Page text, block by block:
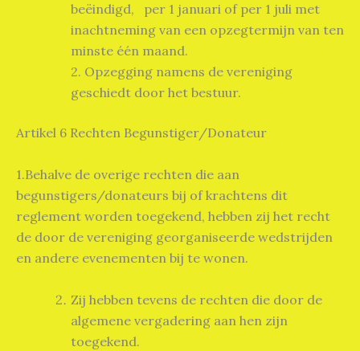
beëindigd, per 1 januari of per 1 juli met
inachtneming van een opzegtermijn van ten
minste één maand.
2. Opzegging namens de vereniging
geschiedt door het bestuur.
Artikel 6 Rechten Begunstiger/Donateur
1.Behalve de overige rechten die aan
begunstigers/donateurs bij of krachtens dit
reglement worden toegekend, hebben zij het recht
de door de vereniging georganiseerde wedstrijden
en andere evenementen bij te wonen.
Zij hebben tevens de rechten die door de
algemene vergadering aan hen zijn
toegekend.